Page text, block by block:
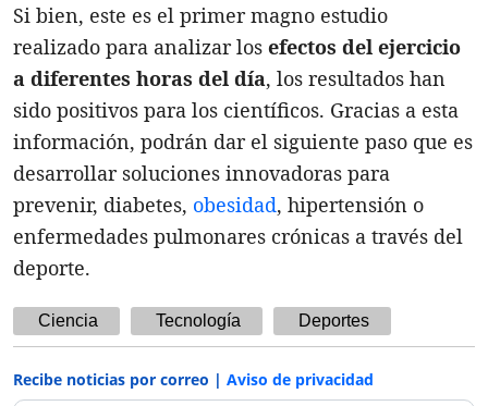
Si bien, este es el primer magno estudio
realizado para analizar los efectos del ejercicio
a diferentes horas del día, los resultados han
sido positivos para los científicos. Gracias a esta
información, podrán dar el siguiente paso que es
desarrollar soluciones innovadoras para
prevenir, diabetes, obesidad, hipertensión o
enfermedades pulmonares crónicas a través del
deporte.
Ciencia Tecnología Deportes
Recibe noticias por correo | Aviso de privacidad